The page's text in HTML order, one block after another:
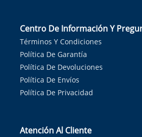
Centro De Información Y
Términos Y Condiciones
Política De Garantía
Política De Devoluciones
Política De Envíos
Política De Privacidad
Atención Al Cliente